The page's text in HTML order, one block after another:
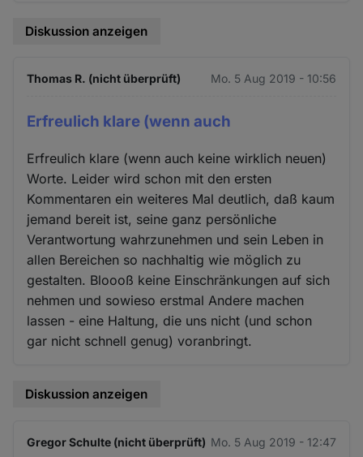
Diskussion anzeigen
Thomas R. (nicht überprüft) Mo. 5 Aug 2019 - 10:56
Erfreulich klare (wenn auch
Erfreulich klare (wenn auch keine wirklich neuen)
Worte. Leider wird schon mit den ersten
Kommentaren ein weiteres Mal deutlich, daß kaum
jemand bereit ist, seine ganz persönliche
Verantwortung wahrzunehmen und sein Leben in
allen Bereichen so nachhaltig wie möglich zu
gestalten. Bloooß keine Einschränkungen auf sich
nehmen und sowieso erstmal Andere machen
lassen - eine Haltung, die uns nicht (und schon
gar nicht schnell genug) voranbringt.
Diskussion anzeigen
Gregor Schulte (nicht überprüft) Mo. 5 Aug 2019 - 12:47